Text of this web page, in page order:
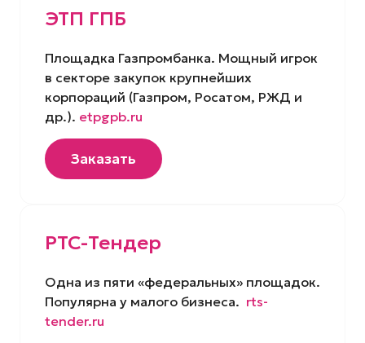
ЭТП ГПБ
Площадка Газпромбанка. Мощный игрок
в секторе закупок крупнейших
корпораций (Газпром, Росатом, РЖД и
др.). etpgpb.ru
Заказать
РТС-Тендер
Одна из пяти «федеральных» площадок.
Популярна у малого бизнеса. rts-
tender.ru